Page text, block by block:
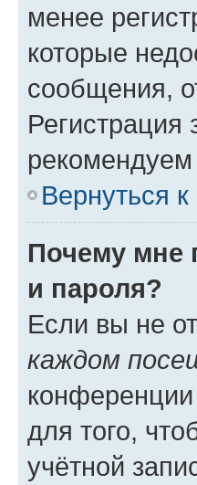
менее
которые
сообщения,
Регистрация
рекомендуем
Вернуться
Почему мне
и пароля?
Если вы не
каждом
конференции
для того,
учётной